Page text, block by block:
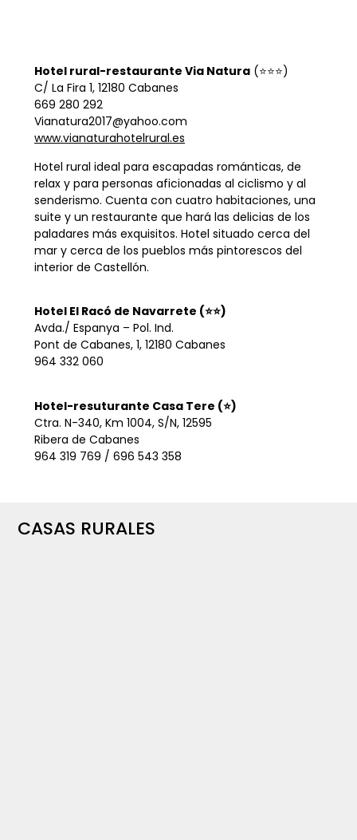
Hotel rural-restaurante Via Natura (⭐⭐⭐)
C/ La Fira 1, 12180 Cabanes
669 280 292
Vianatura2017@yahoo.com
www.vianaturahotelrural.es
Hotel rural ideal para escapadas románticas, de
relax y para personas aficionadas al ciclismo y al
senderismo. Cuenta con cuatro habitaciones, una
suite y un restaurante que hará las delicias de los
paladares más exquisitos. Hotel situado cerca del
mar y cerca de los pueblos más pintorescos del
interior de Castellón.
Hotel El Racó de Navarrete (⭐⭐)
Avda./ Espanya – Pol. Ind.
Pont de Cabanes, 1, 12180 Cabanes
964 332 060
Hotel-resuturante Casa Tere (⭐)
Ctra. N-340, Km 1004, S/N, 12595
Ribera de Cabanes
964 319 769 / 696 543 358
CASAS RURALES